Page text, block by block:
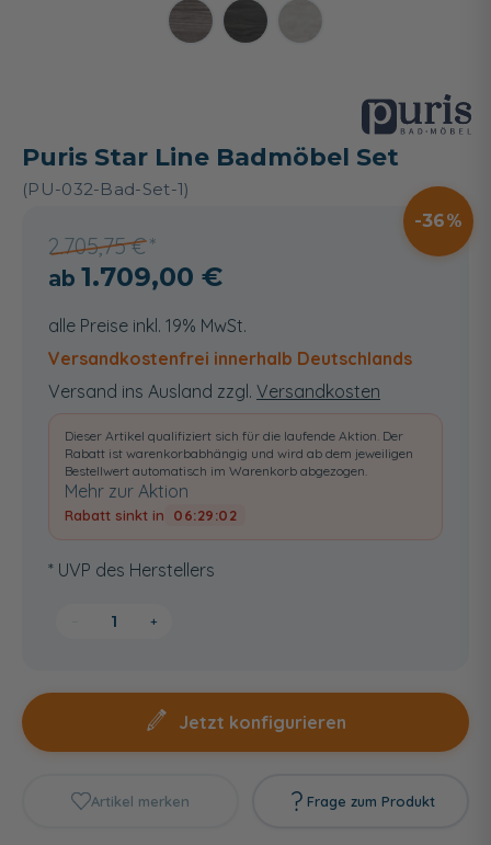
Puris Star Line Badmöbel Set
(PU-032-Bad-Set-1)
2.705,75 €
36
1.709,00 €
alle Preise inkl. 19% MwSt.
Versandkostenfrei innerhalb Deutschlands
Versand ins Ausland zzgl. Versandkosten
Dieser Artikel qualifiziert sich für die laufende Aktion. Der
Rabatt ist warenkorbabhängig und wird ab dem jeweiligen
Bestellwert automatisch im Warenkorb abgezogen.
Mehr zur Aktion
Rabatt sinkt in 06:29:01
* UVP des Herstellers
+
Jetzt konfigurieren
Artikel merken Frage zum Produkt